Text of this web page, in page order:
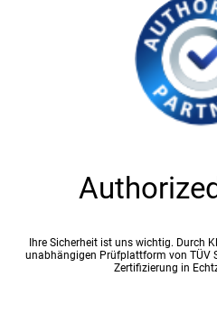
Ihre Sicherheit ist uns wichtig. Durch
unabhängigen Prüfplattform von TÜV
Zertifizierung in